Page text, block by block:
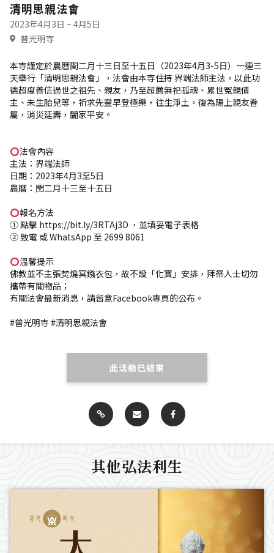
清明思親法會
2023年4月3日 ~ 4月5日
普光明寺
本寺謹定於農曆閏二月十三日至十五日（2023年4月3-5日）一連三
天舉行「清明思親法會」，法會由本寺住持 界端法師主法，以此功
德超度善信過世之祖先、親友，乃至超薦無祀孤魂、累世冤親債
主、未生胎兒等，祈求先靈早登極樂，往生淨土。復為陽上親友眷
屬，消災延壽，闔家平安。
法會內容
主法：界端法師
日期：2023年4月3至5日
農曆：閏二月十三至十五日
報名方法
① 點擊 https://bit.ly/3RTAj3D ，並填妥電子表格
② 致電 或 WhatsApp 至 2699 8061
溫馨提示
佛教並不主張焚燒冥鏹衣包，故不設「化寶」安排，拜祭人士切勿
攜帶有關物品；
有關法會最新消息，請留意Facebook專頁的公布。
#普光明寺 #清明思親法會
此活動已結束
其他弘法利生